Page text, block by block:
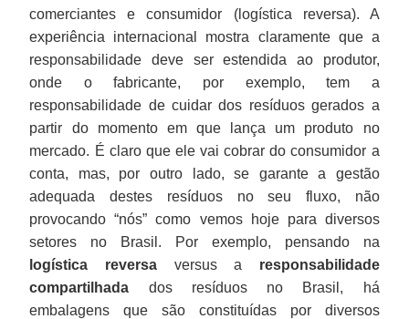
comerciantes e consumidor (logística reversa). A
experiência internacional mostra claramente que a
responsabilidade deve ser estendida ao produtor,
onde o fabricante, por exemplo, tem a
responsabilidade de cuidar dos resíduos gerados a
partir do momento em que lança um produto no
mercado. É claro que ele vai cobrar do consumidor a
conta, mas, por outro lado, se garante a gestão
adequada destes resíduos no seu fluxo, não
provocando “nós” como vemos hoje para diversos
setores no Brasil. Por exemplo, pensando na
logística reversaversus a responsabilidade
compartilhada dos resíduos no Brasil, há
embalagens que são constituídas por diversos